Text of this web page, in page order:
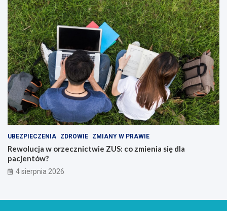
UBEZPIECZENIA ZDROWIE ZMIANY W PRAWIE
Rewolucja w orzecznictwie ZUS: co zmienia się dla
pacjentów?
4 sierpnia 2026